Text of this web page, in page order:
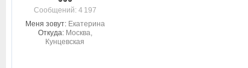
Cообщений: 4 197
Меня зовут: Екатерина
Откуда: Москва,
Кунцевская